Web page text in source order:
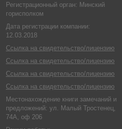
Регистрационный орган: Минский
горисполком
Дата регистрации компании:
12.03.2018
Ссылка на свидетельство/лицензию
Ссылка на свидетельство/лицензию
Ссылка на свидетельство/лицензию
Ссылка на свидетельство/лицензию
Местонахождение книги замечаний и
предложений: ул. Малый Тростенец,
74А, оф 206